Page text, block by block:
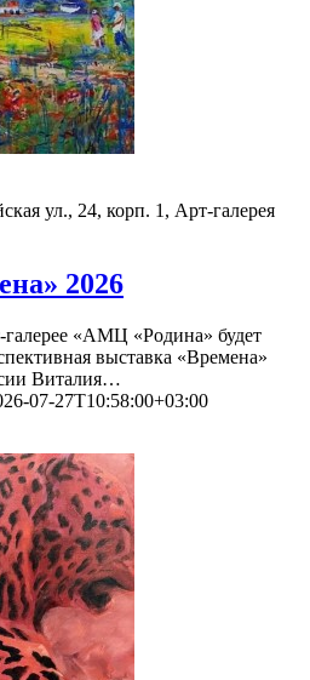
ул., 24, корп. 1, Арт-галерея
2026
«АМЦ «Родина» будет
выставка «Времена»
Виталия…
07-27T10:58:00+03:00